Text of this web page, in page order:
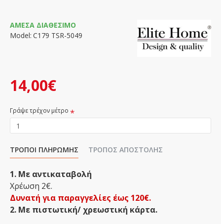
14,00€
ΆΜΕΣΑ ΔΙΑΘΈΣΙΜΟ
Model: C179 TSR-5049
Γράψε τρέχον μέτρο
ΤΡΌΠΟΙ ΠΛΗΡΩΜΉΣ ΤΡΌΠΟΣ ΑΠΟΣΤΟΛΉΣ
1. Με αντικαταβολή
Χρέωση 2€.
Δυνατή για παραγγελίες έως 120€.
2. Με πιστωτική/ χρεωστική κάρτα.